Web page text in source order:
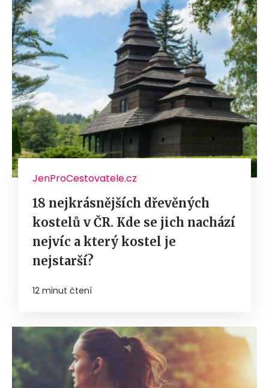
JenProCestovatele.cz
18 nejkrásnějších dřevěných
kostelů v ČR. Kde se jich nachází
nejvíc a který kostel je
nejstarší?
12 minut čtení